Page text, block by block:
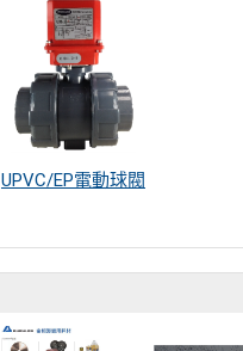
UPVC/EP電動球閥